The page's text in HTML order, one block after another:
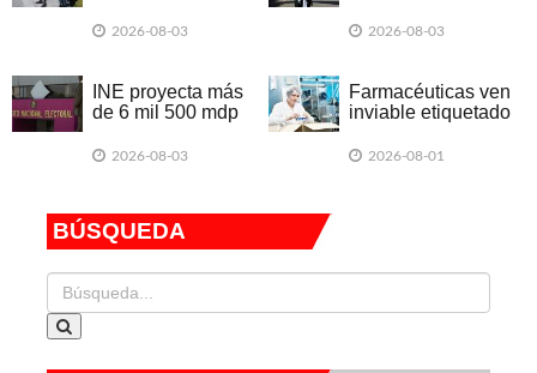
delincuencia
2026-08-03
Israel
2026-08-03
INE proyecta más
de 6 mil 500 mdp
20272026-08-03
Farmacéuticas ven
inviable etiquetado
2026-08-01
BÚSQUEDA